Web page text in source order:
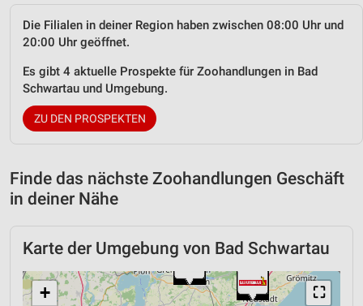
Die Filialen in deiner Region haben zwischen 08:00 Uhr und
20:00 Uhr geöffnet.
Es gibt 4 aktuelle Prospekte für Zoohandlungen in Bad
Schwartau und Umgebung.
ZU DEN PROSPEKTEN
Finde das nächste Zoohandlungen Geschäft
in deiner Nähe
Karte der Umgebung von Bad Schwartau
⛶
+